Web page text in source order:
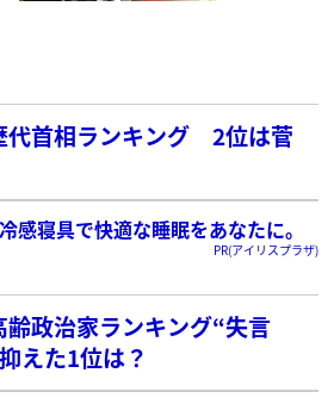
代首相ランキング 2位は菅
感寝具で快適な睡眠をあなたに。
PR(アイリスプラザ)
政治家ランキング“失言
えた1位は？